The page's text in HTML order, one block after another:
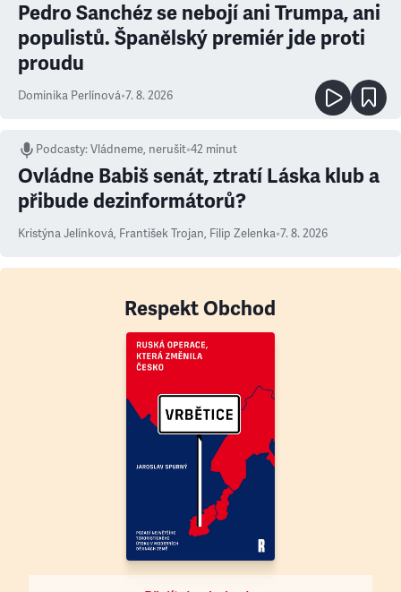
Pedro Sanchéz se nebojí ani Trumpa, ani
populistů. Španělský premiér jde proti
proudu
Dominika Perlínová•7. 8. 2026
Podcasty:Vládneme, nerušit•42 minut
Ovládne Babiš senát, ztratí Láska klub a
přibude dezinformátorů?
Kristýna Jelínková, František Trojan, Filip Zelenka•7. 8. 2026
Respekt Obchod